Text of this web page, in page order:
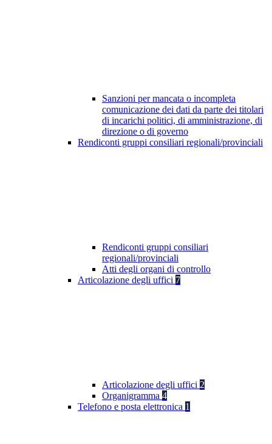
Sanzioni per mancata o incompleta
comunicazione dei dati da parte dei titolari
di incarichi politici, di amministrazione, di
direzione o di governo
Rendiconti gruppi consiliari regionali/provinciali
Rendiconti gruppi consiliari
regionali/provinciali
Atti degli organi di controllo
Articolazione degli uffici 7
Articolazione degli uffici 2
Organigramma 4
Telefono e posta elettronica 1